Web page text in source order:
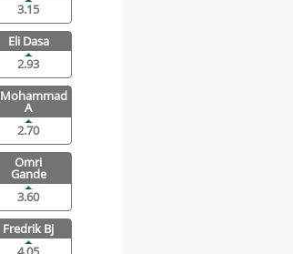
3.15
Eli Dasa
2.93
Mohammad
A
2.70
Omri
Gande
3.60
Fredrik Bj